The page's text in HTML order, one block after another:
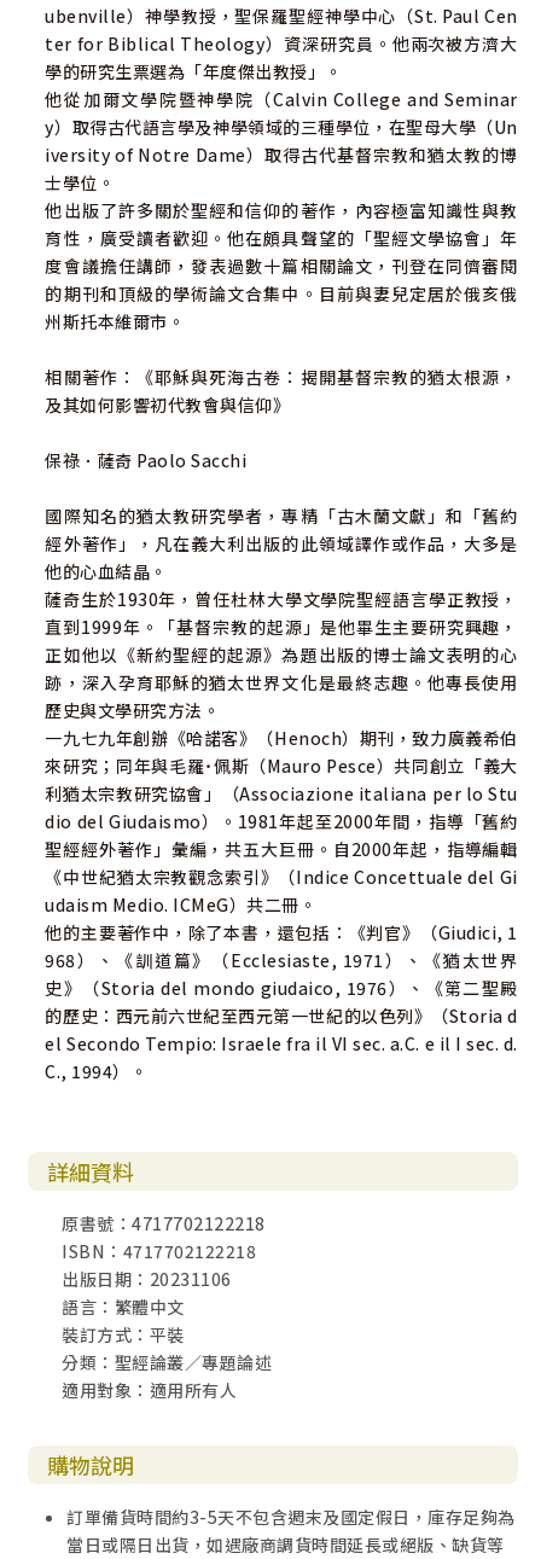
他如何表達自己、實現使命，直到死亡。
在薩奇教授具體而鮮活細膩的描繪裡，我們體會到耶穌如何
逐步彰顯和行動他的默西亞身分，以及「天主的國」來到人
世間的好消息，以及這個好消息的內涵；
在如同我們一樣血肉之驅、和尋常人一樣也吃也喝的耶穌身
上，逐步依循聖神的痕跡。
本書的特點之一是：書中的切入點在福音的更早階段。薩奇
教授在某種程度上，是將自己置於傳統編纂的神學解釋——這
些神學解釋已經出現在新約聖經中，並發展成為接下來幾個
世紀的豐富神學，一直到我們這時代——稍微早一些的時間。
因此，讀者們幾乎可以立刻感受到聖經「這些事件正在發
展」的當下的張力與奧秘；在我們對此歷史所知更多、明白
導，將會有簇新的視野。
二十世紀中葉「古木蘭文件」和「舊約經外著作」的發現，
外著作殘篇，讓人注意到：原來在基督之前的猶太教中，並
些企尋天主的神學路線和派別多不勝數，當中有些立場不
同，甚至有些立場是彼此對立。我們知道的對象不再只有法
利賽人、撒杜塞人和熱誠黨人，還有匝多克派、哈諾客派、
古木蘭派等等。相較於把耶穌放在只有法利塞人存在的猶太
教世界，複數的猶太教世界能更切合實際環境地去認識耶
穌、以及他的宣講和行動。
文中，薩奇教授出自肺腑、感性又啟迪人心之語：「「只要
談到耶穌的宣講，總像在寫一部新的福音，同時又感到不能
完全詞盡乎義的遺憾。事實上，我們每個人都有自己對耶穌
的理解，這是個人專屬，也因此無法阻止每個人在自己心靈
裡寫下他的耶穌福音。」在這個意義下，這本書也可以說是
薩奇教授編寫的福音，是在二十一世紀完成的福音；帶領著
讀者穿越時空，彷如置身耶穌講道時的聽眾席裡，而成為他
的門徒之一。
ubenville）神學教授，聖保羅聖經神學中心（St. Paul Cen
ter for Biblical Theology）資深研究員。他兩次被方濟大
學的研究生票選為「年度傑出教授」。
他從加爾文學院暨神學院（Calvin College and Seminar
y）取得古代語言學及神學領域的三種學位，在聖母大學（Un
iversity of Notre Dame）取得古代基督宗教和猶太教的博
士學位。
他出版了許多關於聖經和信仰的著作，內容極富知識性與教
育性，廣受讀者歡迎。他在頗具聲望的「聖經文學協會」年
度會議擔任講師，發表過數十篇相關論文，刊登在同儕審閱
的期刊和頂級的學術論文合集中。目前與妻兒定居於俄亥俄
州斯托本維爾市。
相關著作：《耶穌與死海古卷：揭開基督宗教的猶太根源，
及其如何影響初代教會與信仰》
保祿．薩奇 Paolo Sacchi
國際知名的猶太教研究學者，專精「古木蘭文獻」和「舊約
經外著作」，凡在義大利出版的此領域譯作或作品，大多是
他的心血結晶。
薩奇生於1930年，曾任杜林大學文學院聖經語言學正教授，
直到1999年。「基督宗教的起源」是他畢生主要研究興趣，
正如他以《新約聖經的起源》為題出版的博士論文表明的心
跡，深入孕育耶穌的猶太世界文化是最終志趣。他專長使用
歷史與文學研究方法。
一九七九年創辦《哈諾客》（Henoch）期刊，致力廣義希伯
來研究；同年與毛羅˙佩斯（Mauro Pesce）共同創立「義大
利猶太宗教研究協會」（Associazione italiana per lo Stu
dio del Giudaismo）。1981年起至2000年間，指導「舊約
聖經經外著作」彙編，共五大巨冊。自2000年起，指導編輯
《中世紀猶太宗教觀念索引》（Indice Concettuale del Gi
udaism Medio. ICMeG）共二冊。
他的主要著作中，除了本書，還包括：《判官》（Giudici, 1
968）、《訓道篇》（Ecclesiaste, 1971）、《猶太世界
史》（Storia del mondo giudaico, 1976）、《第二聖殿
的歷史：西元前六世紀至西元第一世紀的以色列》（Storia d
el Secondo Tempio: Israele fra il VI sec. a.C. e il I sec. d.
C., 1994）。
詳細資料
原書號：4717702122218
ISBN：4717702122218
出版日期：20231106
語言：繁體中文
裝訂方式：平裝
分類：聖經論叢／專題論述
適用對象：適用所有人
購物說明
訂單備貨時間約3-5天不包含週末及國定假日，庫存足夠為
當日或隔日出貨，如遇廠商調貨時間延長或絕版、缺貨等